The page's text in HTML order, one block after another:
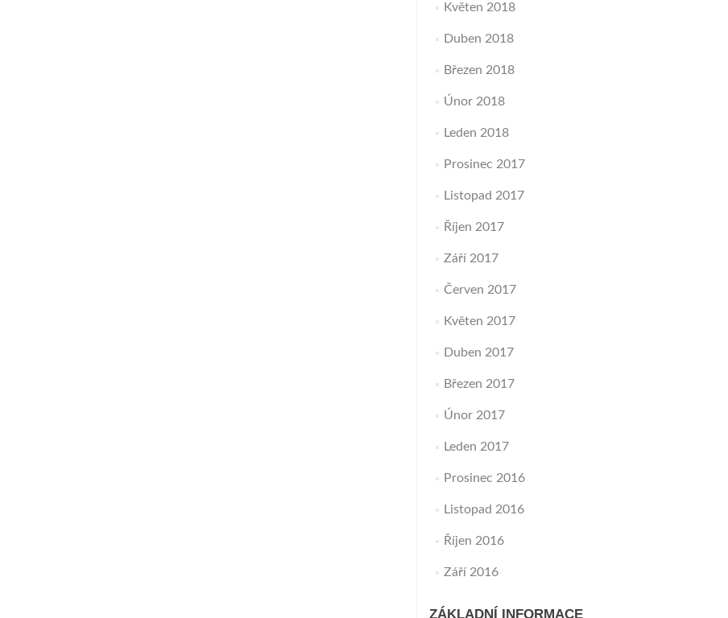
Květen 2018
Duben 2018
Březen 2018
Únor 2018
Leden 2018
Prosinec 2017
Listopad 2017
Říjen 2017
Září 2017
Červen 2017
Květen 2017
Duben 2017
Březen 2017
Únor 2017
Leden 2017
Prosinec 2016
Listopad 2016
Říjen 2016
Září 2016
ZÁKLADNÍ INFORMACE